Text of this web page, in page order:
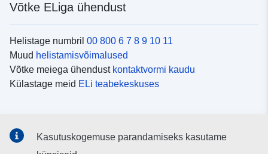
Võtke ELiga ühendust
Helistage numbril 00 800 6 7 8 9 10 11
Muud helistamisvõimalused
Võtke meiega ühendust kontaktvormi kaudu
Külastage meid ELi teabekeskuses
Kasutuskogemuse parandamiseks kasutame